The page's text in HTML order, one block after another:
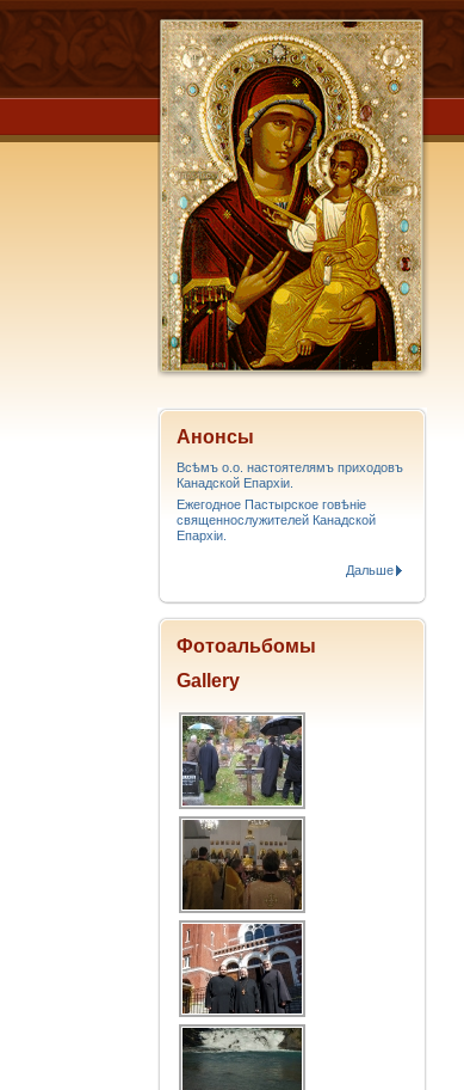
Анонсы
Всѣмъ о.о. настоятелямъ приходовъ
Канадской Епархiи.
Ежегодное Пастырское говѣніе
священнослужителей Канадской
Епархіи.
Дальше
Фотоальбомы
Gallery